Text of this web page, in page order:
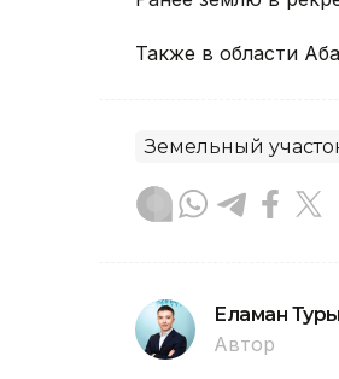
Также в области
Земельный
Еламан
Автор